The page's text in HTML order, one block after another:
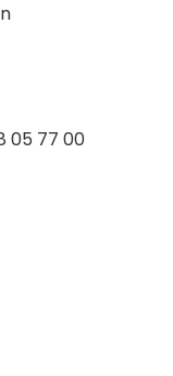
05 77 00